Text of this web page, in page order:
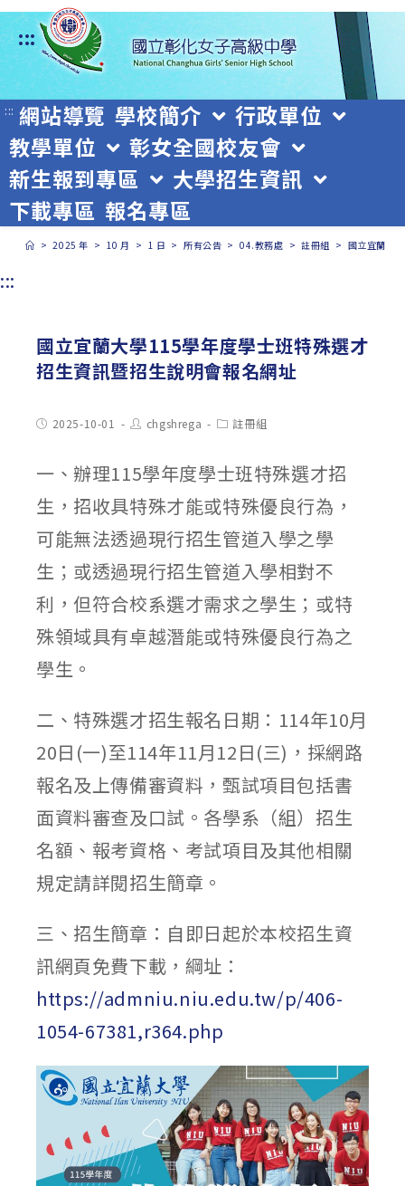
跳
轉
至
主
要
內
容
:::
::: 網站導覽 學校簡介
行政單位
教學單位
彰女全國校友會
新生報到專區
大學招生資訊
下載專區 報名專區
> 2025 年 > 10 月 > 1 日 > 所有公告 > 04.教務處 > 註冊組 > 國立宜蘭大
:::
國立宜蘭大學115學年度學士班特殊選才
招生資訊暨招生說明會報名網址
Post2025-10-01
Post
author:
chgshrega
Post註冊組
一、辦理115學年度學士班特殊選才招
生，招收具特殊才能或特殊優良行為，
可能無法透過現行招生管道入學之學
生；或透過現行招生管道入學相對不
利，但符合校系選才需求之學生；或特
殊領域具有卓越潛能或特殊優良行為之
學生。
二、特殊選才招生報名日期：114年10月
20日(一)至114年11月12日(三)，採網路
報名及上傳備審資料，甄試項目包括書
面資料審查及口試。各學系（組）招生
名額、報考資格、考試項目及其他相關
規定請詳閱招生簡章。
三、招生簡章：自即日起於本校招生資
訊網頁免費下載，綱址：
https://admniu.niu.edu.tw/p/406-
1054-67381,r364.php